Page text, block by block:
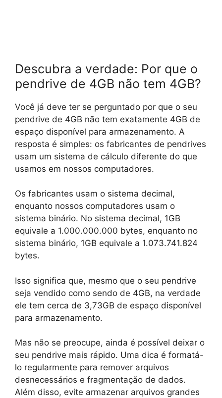
Descubra a verdade: Por que o
pendrive de 4GB não tem 4GB?
Você já deve ter se perguntado por que o seu
pendrive de 4GB não tem exatamente 4GB de
espaço disponível para armazenamento. A
resposta é simples: os fabricantes de pendrives
usam um sistema de cálculo diferente do que
usamos em nossos computadores.
Os fabricantes usam o sistema decimal,
enquanto nossos computadores usam o
sistema binário. No sistema decimal, 1GB
equivale a 1.000.000.000 bytes, enquanto no
sistema binário, 1GB equivale a 1.073.741.824
bytes.
Isso significa que, mesmo que o seu pendrive
seja vendido como sendo de 4GB, na verdade
ele tem cerca de 3,73GB de espaço disponível
para armazenamento.
Mas não se preocupe, ainda é possível deixar o
seu pendrive mais rápido. Uma dica é formatá-
lo regularmente para remover arquivos
desnecessários e fragmentação de dados.
Além disso, evite armazenar arquivos grandes